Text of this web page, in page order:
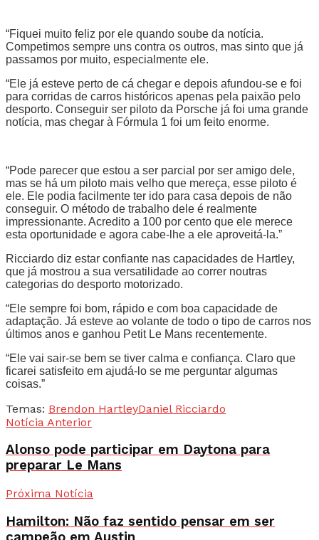
“Fiquei muito feliz por ele quando soube da notícia.
Competimos sempre uns contra os outros, mas sinto que já
passamos por muito, especialmente ele.
“Ele já esteve perto de cá chegar e depois afundou-se e foi
para corridas de carros históricos apenas pela paixão pelo
desporto. Conseguir ser piloto da Porsche já foi uma grande
notícia, mas chegar à Fórmula 1 foi um feito enorme.
“Pode parecer que estou a ser parcial por ser amigo dele,
mas se há um piloto mais velho que mereça, esse piloto é
ele. Ele podia facilmente ter ido para casa depois de não
conseguir. O método de trabalho dele é realmente
impressionante. Acredito a 100 por cento que ele merece
esta oportunidade e agora cabe-lhe a ele aproveitá-la.”
Ricciardo diz estar confiante nas capacidades de Hartley,
que já mostrou a sua versatilidade ao correr noutras
categorias do desporto motorizado.
“Ele sempre foi bom, rápido e com boa capacidade de
adaptação. Já esteve ao volante de todo o tipo de carros nos
últimos anos e ganhou Petit Le Mans recentemente.
“Ele vai sair-se bem se tiver calma e confiança. Claro que
ficarei satisfeito em ajudá-lo se me perguntar algumas
coisas.”
Temas: Brendon HartleyDaniel Ricciardo
Notícia Anterior
Alonso pode participar em Daytona para
preparar Le Mans
Próxima Notícia
Hamilton: Não faz sentido pensar em ser